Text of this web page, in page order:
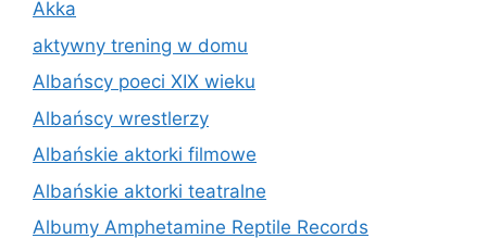
Akka
aktywny trening w domu
Albańscy poeci XIX wieku
Albańscy wrestlerzy
Albańskie aktorki filmowe
Albańskie aktorki teatralne
Albumy Amphetamine Reptile Records